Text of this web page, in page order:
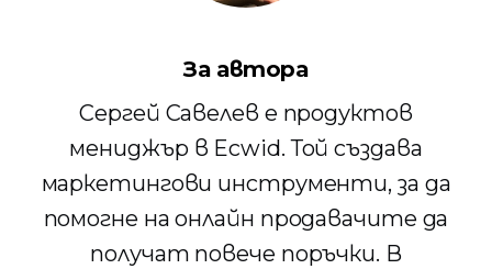
За автора
Сергей Савелев е продуктов
мениджър в Ecwid. Той създава
маркетингови инструменти, за да
помогне на онлайн продавачите да
получат повече поръчки. В